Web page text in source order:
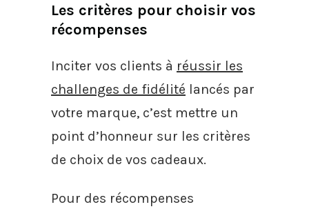
Les critères pour choisir vos
récompenses
Inciter vos clients à réussir les
challenges de fidélité lancés par
votre marque, c’est mettre un
point d’honneur sur les critères
de choix de vos cadeaux.
Pour des récompenses